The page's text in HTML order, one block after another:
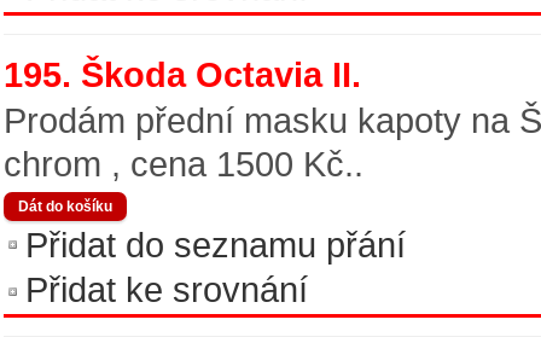
195. Škoda Octavia II.
Prodám přední masku kapoty na
chrom , cena 1500 Kč..
Přidat do seznamu přání
Přidat ke srovnání